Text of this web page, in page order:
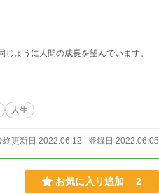
ように人間の成長を望んでいます。
人生
終更新日 2022.06.12 登録日 2022.06.05
お気に入り追加 2